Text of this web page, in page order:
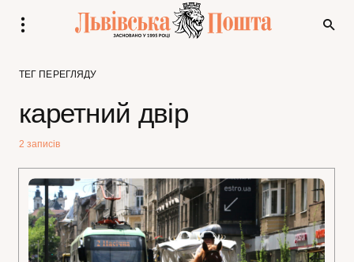
ТЕГ ПЕРЕГЛЯДУ
каретний двір
2 записів